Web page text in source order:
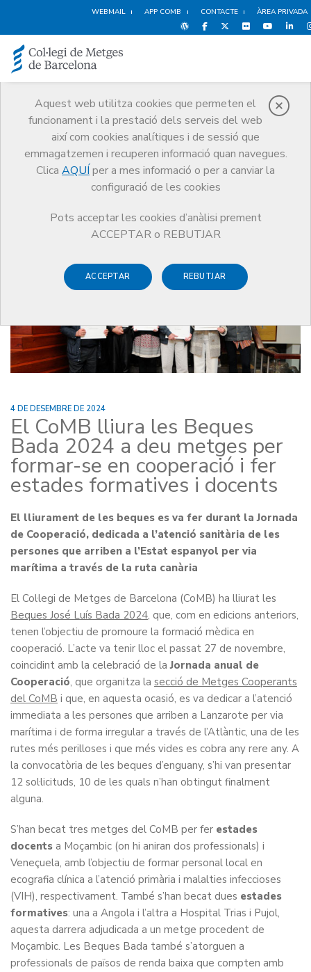
WEBMAIL APP COMB CONTACTE ÀREA PRIVADA
Aquest web utilitza cookies que permeten el
funcionament i la prestació dels serveis del web
així com cookies analítiques i de sessió que
emmagatzemen i recuperen informació quan navegues.
Clica AQUÍ per a mes informació o per a canviar la
configuració de les cookies
Pots acceptar les cookies d’anàlisi prement
ACCEPTAR o REBUTJAR
ACCEPTAR REBUTJAR
Notícies
Comunicació
Notícies
El CoMB lliura les Beques Bada 2024 a deu metges per formar-se en
cooperació i fer estades formatives i docents
4 DE DESEMBRE DE 2024
El CoMB lliura les Beques
Bada 2024 a deu metges per
formar-se en cooperació i fer
estades formatives i docents
El lliurament de les beques es va fer durant la Jornada
de Cooperació, dedicada a l’atenció sanitària de les
persones que arriben a l’Estat espanyol per via
marítima a través de la ruta canària
El Col·legi de Metges de Barcelona (CoMB) ha lliurat les
Beques José Luís Bada 2024, que, com en edicions anteriors,
tenen l’objectiu de promoure la formació mèdica en
cooperació. L’acte va tenir lloc el passat 27 de novembre,
coincidint amb la celebració de laJornada anual de
Cooperació, que organitza la secció de Metges Cooperants
del CoMB i que, en aquesta ocasió, es va dedicar a l’atenció
immediata a les persones que arriben a Lanzarote per via
marítima i de forma irregular a través de l’Atlàntic, una de les
rutes més perilloses i que més vides es cobra any rere any. A
la convocatòria de les beques d’enguany, s’hi van presentar
12 sol·licituds, 10 de les quals n’han obtingut finalment
alguna.
S’han becat tres metges del CoMB per fer estades
docents a Moçambic (on hi aniran dos professionals) i
Veneçuela, amb l’objectiu de formar personal local en
ecografia clínica a l’atenció primària i malalties infeccioses
(VIH), respectivament. També s’han becat dues estades
formatives: una a Angola i l’altra a Hospital Trias i Pujol,
aquesta darrera adjudicada a un metge procedent de
Moçambic. Les Beques Bada també s’atorguen a
professionals de països de renda baixa que compten amb